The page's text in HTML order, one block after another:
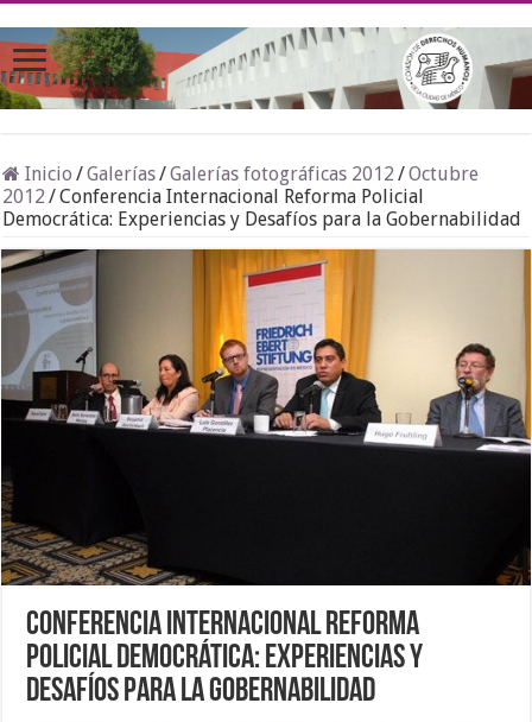
Inicio /Galerías/Galerías fotográficas 2012 /Octubre
2012 /Conferencia Internacional Reforma Policial
Democrática: Experiencias y Desafíos para la Gobernabilidad
Conferencia Internacional Reforma
Policial Democrática: Experiencias y
Desafíos para la Gobernabilidad